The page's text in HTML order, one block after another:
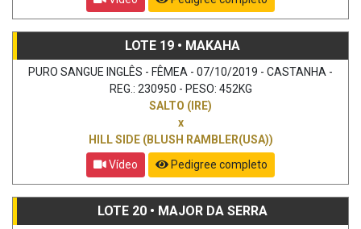
LOTE 19 • MAKAHA
PURO SANGUE INGLÊS - FÊMEA - 07/10/2019 - CASTANHA -
REG.: 230950 - PESO: 452KG
SALTO (IRE)
x
HILL SIDE (BLUSH RAMBLER(USA))
Vídeo
Pedigree completo
LOTE 20 • MAJOR DA SERRA